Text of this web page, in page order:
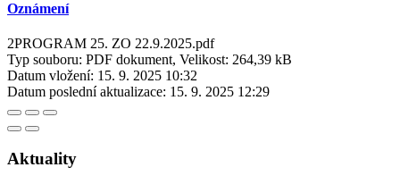
Oznámení
2PROGRAM 25. ZO 22.9.2025.pdf
Typ souboru: PDF dokument, Velikost: 264,39 kB
Datum vložení: 15. 9. 2025 10:32
Datum poslední aktualizace: 15. 9. 2025 12:29
Aktuality